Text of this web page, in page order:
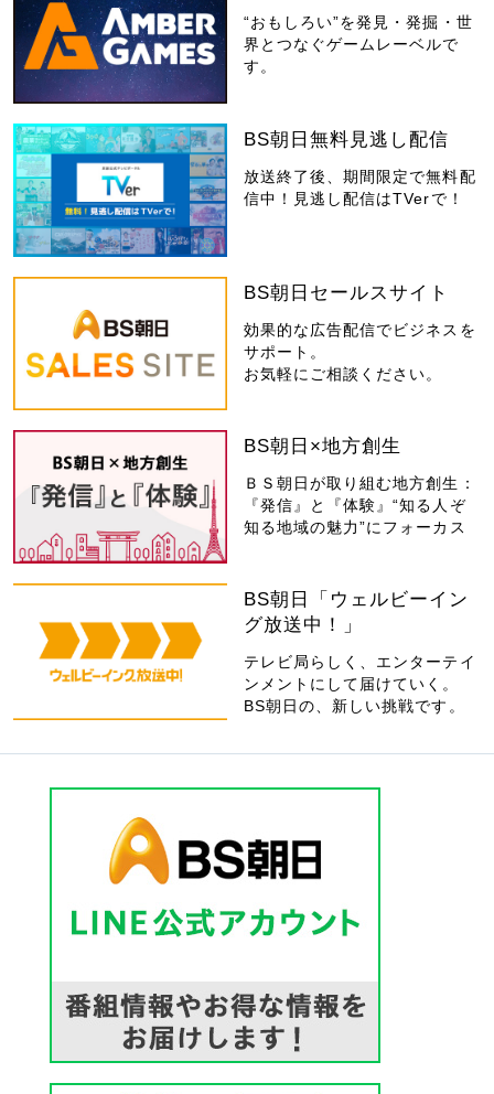
“おもしろい”を発見・発掘・世
界とつなぐゲームレーベルで
す。
BS朝日無料見逃し配信
放送終了後、期間限定で無料配
信中！見逃し配信はTVerで！
BS朝日セールスサイト
効果的な広告配信でビジネスを
サポート。
お気軽にご相談ください。
BS朝日×地方創生
ＢＳ朝日が取り組む地方創生：
『発信』と『体験』“知る人ぞ
知る地域の魅力”にフォーカス
BS朝日「ウェルビーイン
グ放送中！」
テレビ局らしく、エンターテイ
ンメントにして届けていく。
BS朝日の、新しい挑戦です。